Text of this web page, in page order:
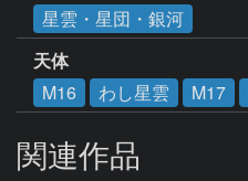
星雲・星団・銀河
天体
M16
わし星雲 M17
関連作品